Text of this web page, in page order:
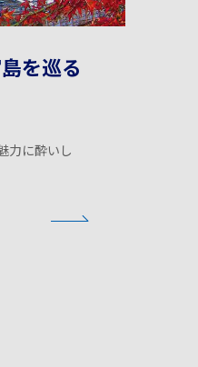
を巡る
力に酔いし